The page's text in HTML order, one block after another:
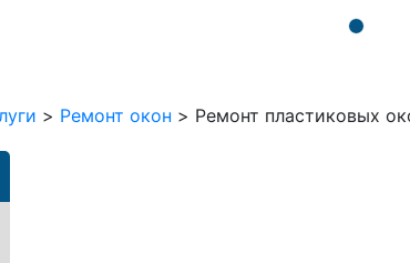
> Ремонт окон > Ремонт пластиковых